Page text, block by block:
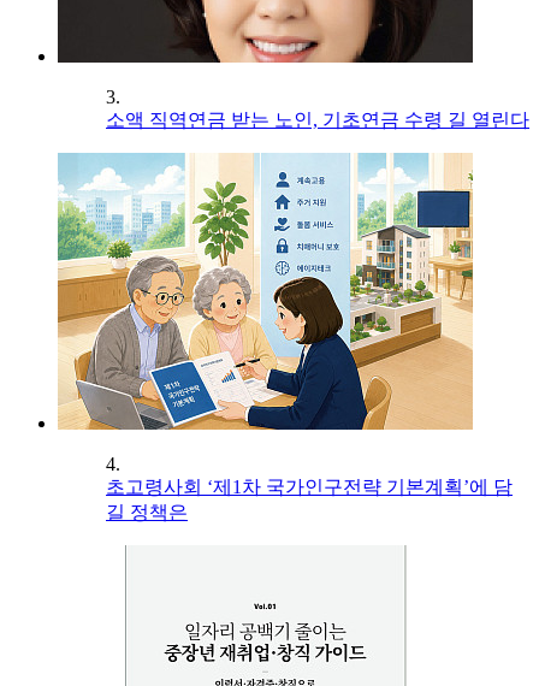
3.
소액 직역연금 받는 노인, 기초연금 수령 길 열린다
4.
초고령사회 ‘제1차 국가인구전략 기본계획’에 담
길 정책은